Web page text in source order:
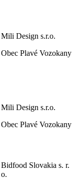
Mili Design s.r.o.
Obec Plavé Vozokany
Mili Design s.r.o.
Obec Plavé Vozokany
Bidfood Slovakia s. r.
o.